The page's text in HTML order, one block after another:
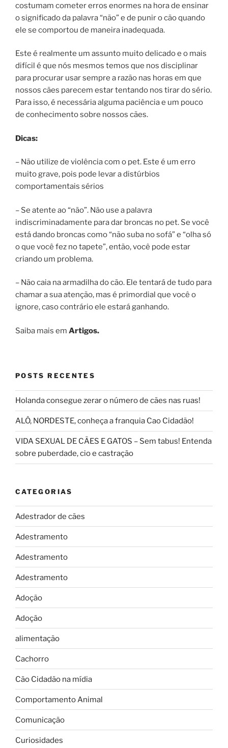
costumam cometer erros enormes na hora de ensinar
o significado da palavra “não” e de punir o cão quando
ele se comportou de maneira inadequada.
Este é realmente um assunto muito delicado e o mais
difícil é que nós mesmos temos que nos disciplinar
para procurar usar sempre a razão nas horas em que
nossos cães parecem estar tentando nos tirar do sério.
Para isso, é necessária alguma paciência e um pouco
de conhecimento sobre nossos cães.
Dicas:
– Não utilize de violência com o pet. Este é um erro
muito grave, pois pode levar a distúrbios
comportamentais sérios
– Se atente ao “não”. Não use a palavra
indiscriminadamente para dar broncas no pet. Se você
está dando broncas como “não suba no sofá” e “olha só
o que você fez no tapete”, então, você pode estar
criando um problema.
– Não caia na armadilha do cão. Ele tentará de tudo para
chamar a sua atenção, mas é primordial que você o
ignore, caso contrário ele estará ganhando.
Saiba mais em Artigos.
POSTS RECENTES
Holanda consegue zerar o número de cães nas ruas!
ALÔ, NORDESTE, conheça a franquia Cao Cidadão!
VIDA SEXUAL DE CÃES E GATOS – Sem tabus! Entenda
sobre puberdade, cio e castração
CATEGORIAS
Adestrador de cães
Adestramento
Adestramento
Adestramento
Adoção
Adoção
alimentação
Cachorro
Cão Cidadão na mídia
Comportamento Animal
Comunicação
Curiosidades